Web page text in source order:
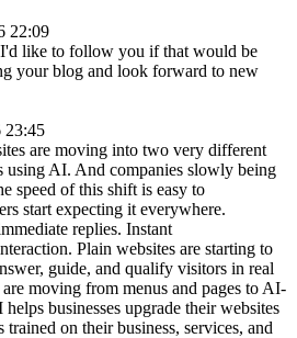
22:09
like to follow you if that would be
your blog and look forward to new
23:45
are moving into two very different
using AI. And companies slowly being
speed of this shift is easy to
start expecting it everywhere.
replies. Instant
Plain websites are starting to
guide, and qualify visitors in real
moving from menus and pages to AI-
businesses upgrade their websites
on their business, services, and